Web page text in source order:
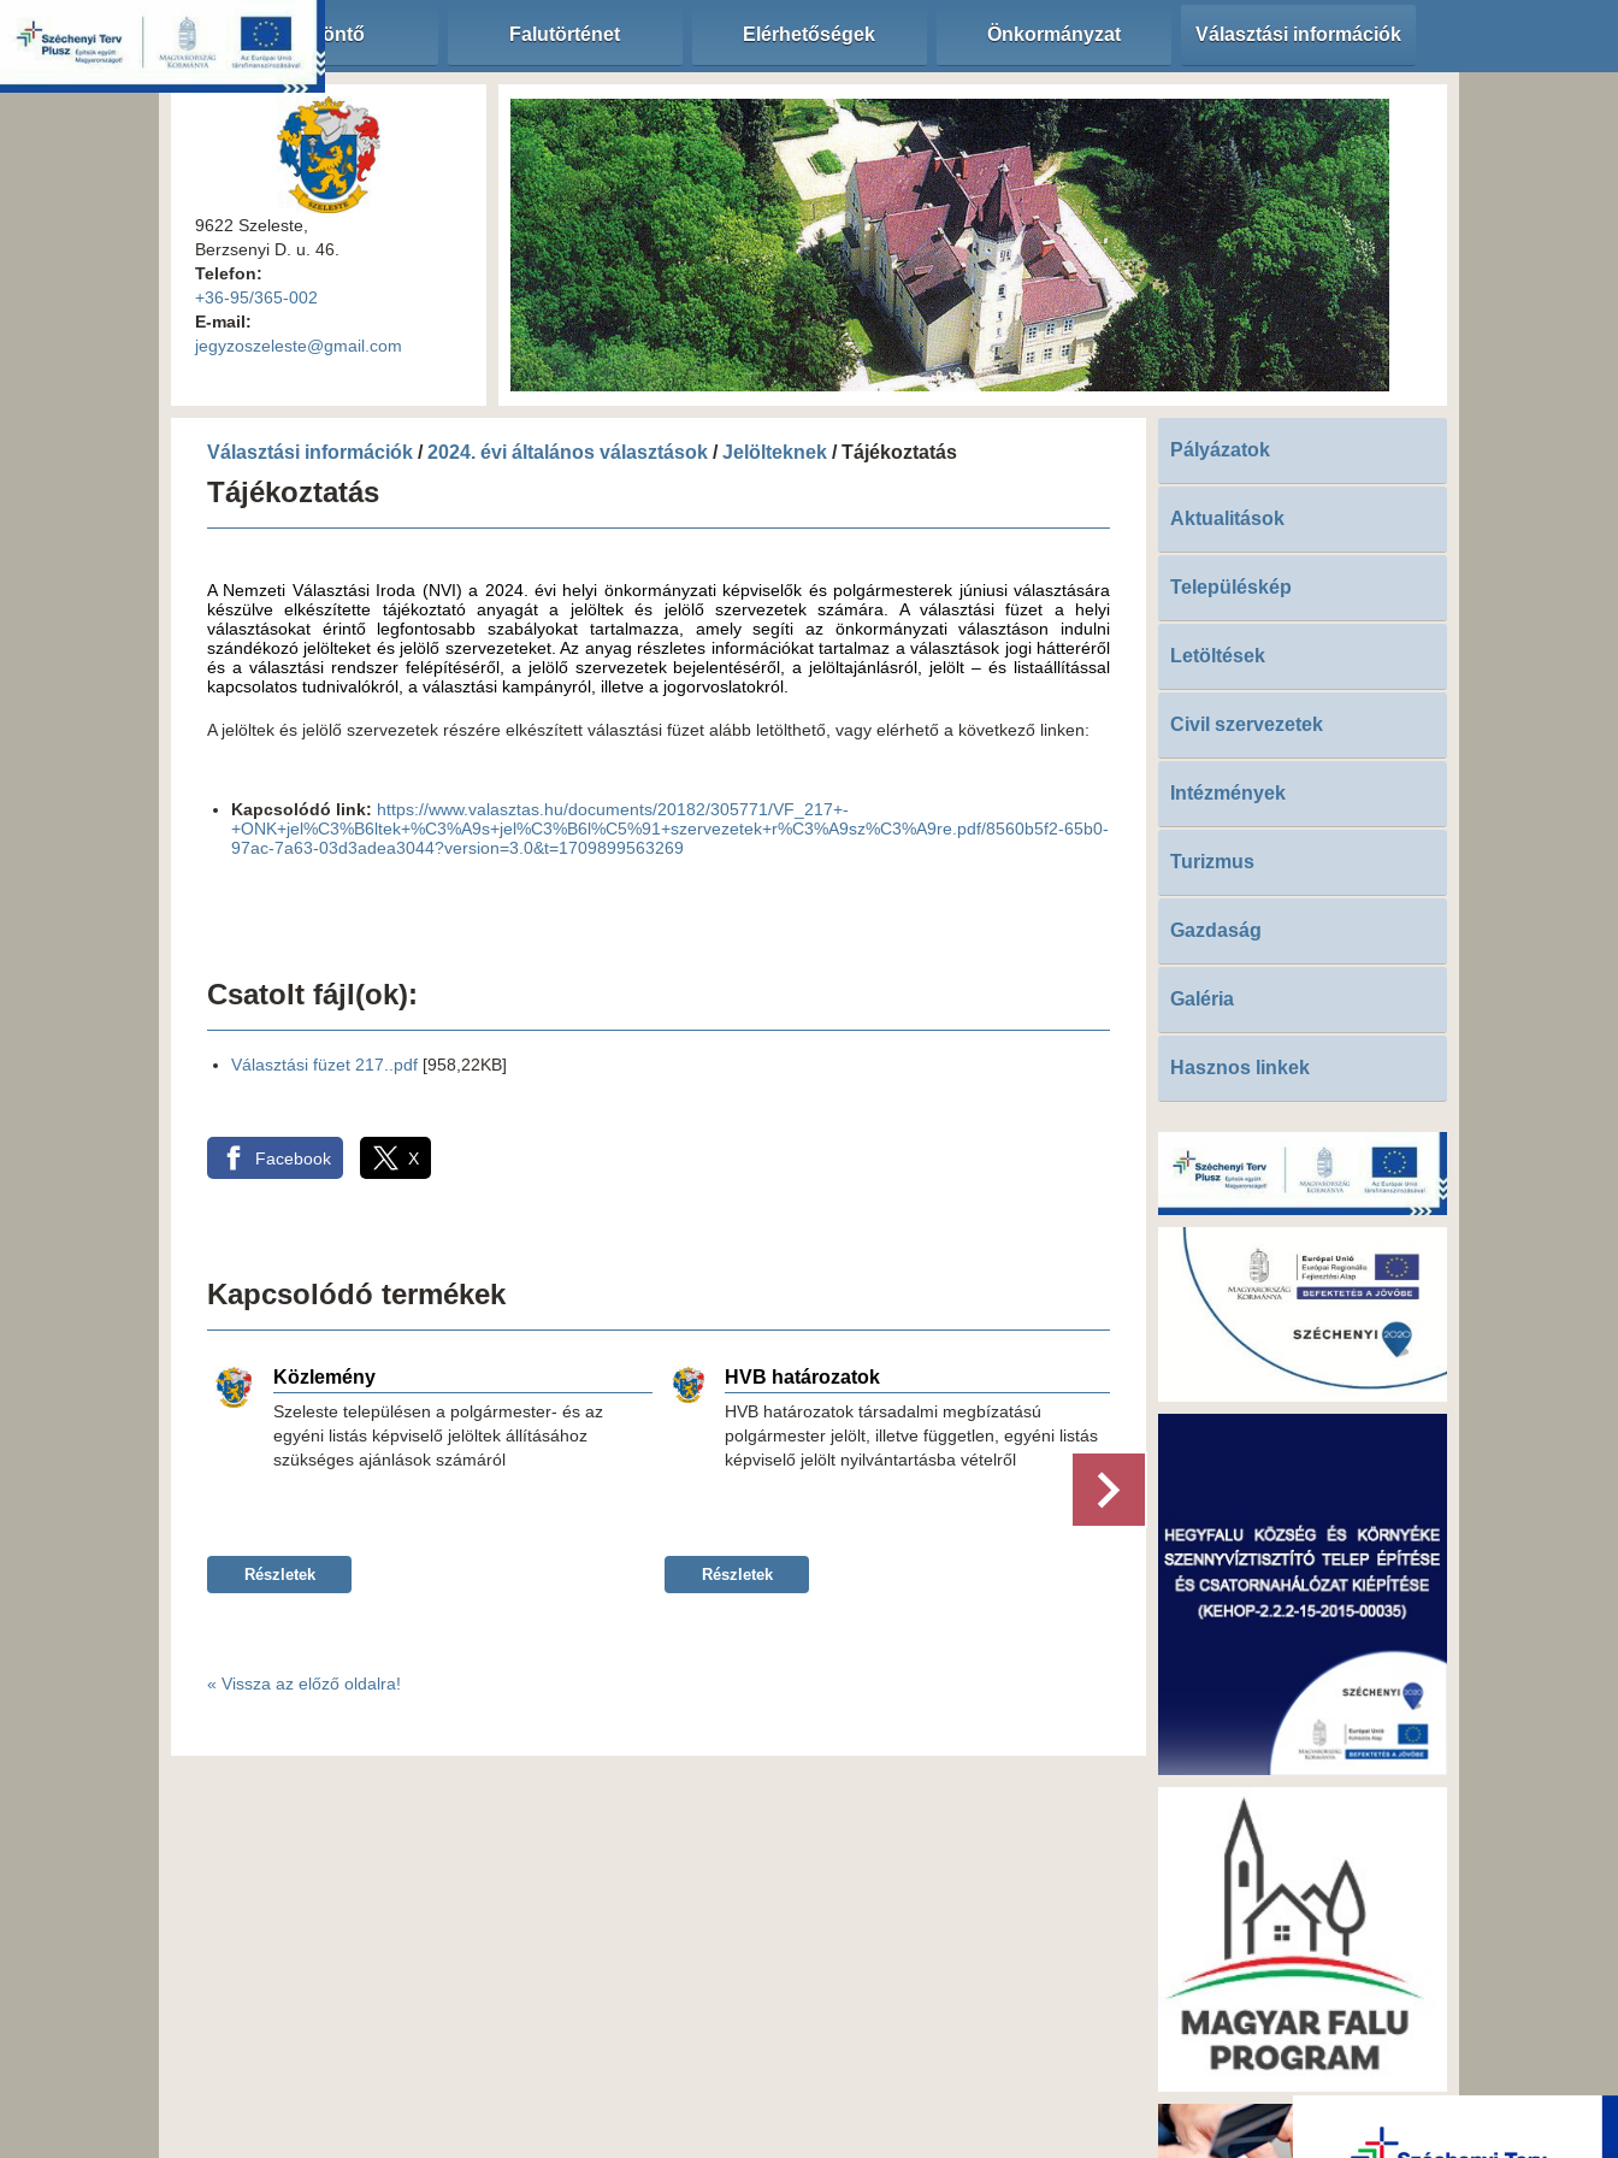
Köszöntő Falutörténet Elérhetőségek Önkormányzat Választási információk
9622 Szeleste,
Berzsenyi D. u. 46.
Telefon:
+36-95/365-002
E-mail:
jegyzoszeleste@gmail.com
Választási információk /2024. évi általános választások /Jelölteknek / Tájékoztatás
Tájékoztatás
A Nemzeti Választási Iroda (NVI) a 2024. évi helyi önkormányzati képviselők és polgármesterek júniusi választására
készülve elkészítette tájékoztató anyagát a jelöltek és jelölő szervezetek számára. A választási füzet a helyi
választásokat érintő legfontosabb szabályokat tartalmazza, amely segíti az önkormányzati választáson indulni
szándékozó jelölteket és jelölő szervezeteket. Az anyag részletes információkat tartalmaz a választások jogi hátteréről
és a választási rendszer felépítéséről, a jelölő szervezetek bejelentéséről, a jelöltajánlásról, jelölt – és listaállítással
kapcsolatos tudnivalókról, a választási kampányról, illetve a jogorvoslatokról.
A jelöltek és jelölő szervezetek részére elkészített választási füzet alább letölthető, vagy elérhető a következő linken:
Kapcsolódó link: https://www.valasztas.hu/documents/20182/305771/VF_217+-
+ONK+jel%C3%B6ltek+%C3%A9s+jel%C3%B6l%C5%91+szervezetek+r%C3%A9sz%C3%A9re.pdf/8560b5f2-65b0-
97ac-7a63-03d3adea3044?version=3.0&t=1709899563269
Csatolt fájl(ok):
Választási füzet 217..pdf [958,22KB]
Facebook X
Kapcsolódó termékek
Közlemény
Szeleste településen a polgármester- és az
egyéni listás képviselő jelöltek állításához
szükséges ajánlások számáról
Részletek
HVB határozatok
HVB határozatok társadalmi megbízatású
polgármester jelölt, illetve független, egyéni listás
képviselő jelölt nyilvántartásba vételről
Részletek
Helyi választási szervek adatairól
Közlemény a helyi választási szervek
Részletek
« Vissza az előző oldalra!
Pályázatok
Aktualitások
Településkép
Letöltések
Civil szervezetek
Intézmények
Turizmus
Gazdaság
Galéria
Hasznos linkek